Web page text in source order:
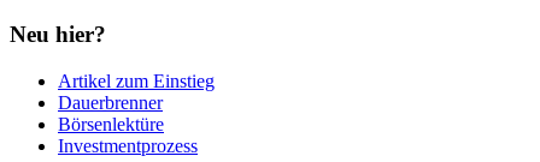
Neu hier?
Artikel zum Einstieg
Dauerbrenner
Börsenlektüre
Investmentprozess